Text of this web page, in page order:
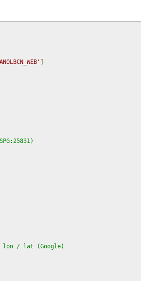
]
lon / lat (Google)